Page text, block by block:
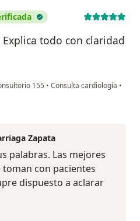
todo con claridad
155 • Consulta cardiología •
Zapata
palabras. Las mejores
toman con pacientes
dispuesto a aclarar